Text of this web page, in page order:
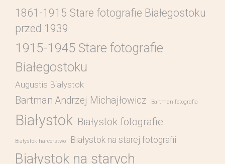
1861-1915 Stare fotografie Białegostoku
przed 1939
1915-1945 Stare fotografie
Białegostoku
Augustis Białystok
Bartman Andrzej Michajłowicz Bartman fotografia
Białystok Białystok fotografie
Białystok harcerstwo Białystok na starej fotografii
Białystok na starych